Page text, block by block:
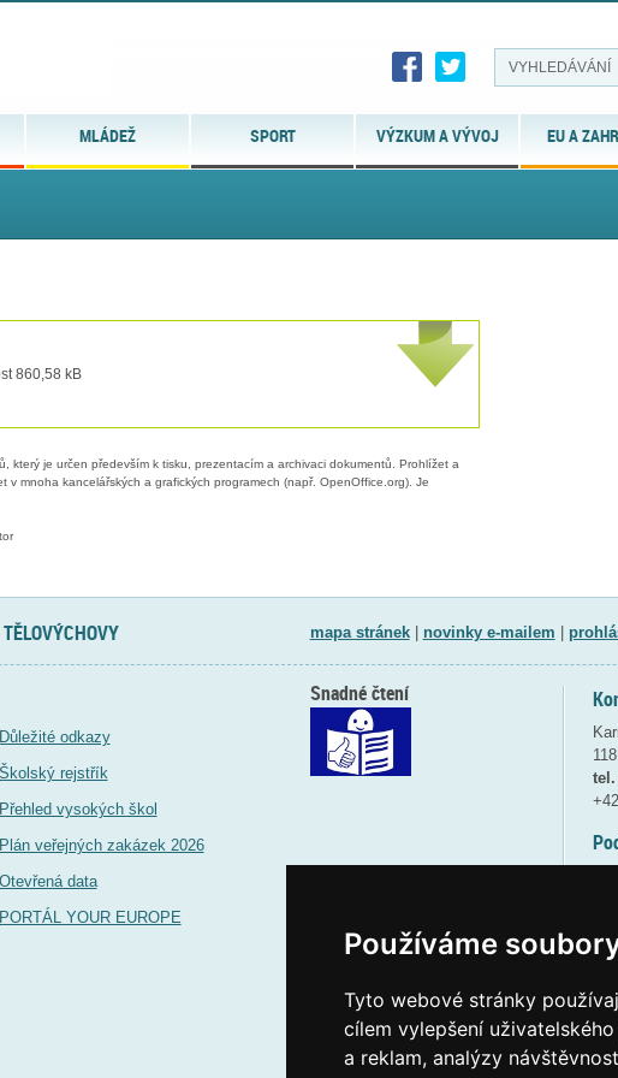
Používáme
Tyto webové stránky
cílem vylepšení
a reklam, analýzy
MLÁDEŽ SPORT VÝZKUM A VÝVOJ EU A
860,58 kB
který je určen především k tisku, prezentacím a archivaci dokumentů. Prohlížet a
v mnoha kancelářských a grafických programech (např. OpenOffice.org). Je
mapa stránek| novinky e-mailem
Důležité odkazy
Školský rejstřík
Přehled vysokých škol
Plán veřejných zakázek 2026
Otevřená data
PORTÁL YOUR EUROPE
tel.
Snadné čtení